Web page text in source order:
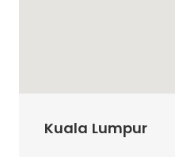
Kuala Lumpur